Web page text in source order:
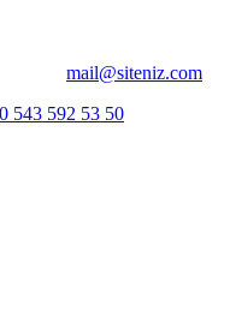
mail@siteniz.com